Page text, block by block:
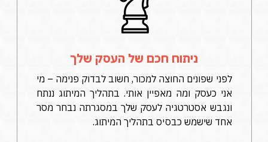
ניתוח חכם של העסק שלך
לפני שפונים החוצה למכור, חשוב לבדוק פנימה – מי
אני כעסק ומה מאפיין אותי. בתהליך המיתוג ננתח
ונגבש אסטרטגיה לעסק שלך במסגרתה נבחר מסר
אחד שישמש כבסיס בתהליך המיתוג.